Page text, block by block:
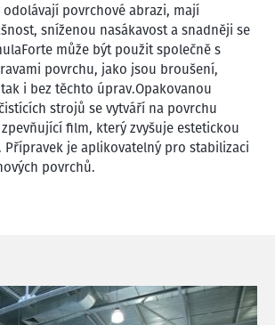
povrchové abrazi, mají
sníženou nasákavost a snadněji se
může být použit společně s
povrchu, jako jsou broušení,
i bez těchto úprav.Opakovanou
strojů se vytváří na povrchu
film, který zvyšuje estetickou
je aplikovatelný pro stabilizaci
povrchů.